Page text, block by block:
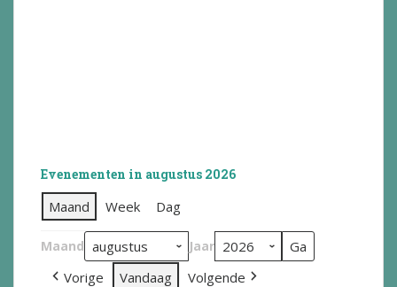
Evenementen in augustus 2026
Maand Week Dag
Maand Jaar
Vorige Vandaag Volgende